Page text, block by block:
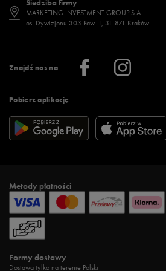
Znajdź nas na
Pobierz aplikację
Regulamin sklepu 50 style
Regulamin aplikacji 50 style
Więcej regulaminów >
Jak wybrać buty na zimę?
Więcej >
Stylizacje damskie
Sklepy stacjonarne
Klub 50 style
Praca
Informacje o firmie
Siedziba firmy
MARKETING INVESTMENT GROUP S.A.
os. Dywizjonu 303 Paw. 1, 31-871 Kraków
Metody płatności
Formy dostawy
Dostawa tylko na terenie Polski